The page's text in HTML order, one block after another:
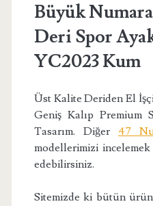
Büyük
Deri Spor
YC2023 Kum
Üst Kalite Deriden El
Geniş Kalıp Premium
Tasarım. Diğer 47
modellerimizi
edebilirsiniz.
Sitemizde ki bütün